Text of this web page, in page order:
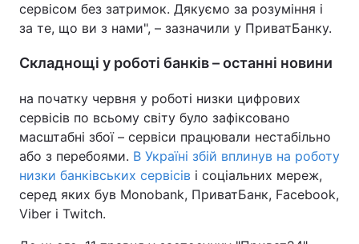
Тема оформлення
сервісом без затримок. Дякуємо за розуміння і
за те, що ви з нами", – зазначили у ПриватБанку.
Складнощі у роботі банків – останні новини
на початку червня у роботі низки цифрових
сервісів по всьому світу було зафіксовано
масштабні збої – сервіси працювали нестабільно
або з перебоями. В Україні збій вплинув на роботу
низки банківських сервісів і соціальних мереж,
серед яких був Monobank, ПриватБанк, Facebook,
Viber і Twitch.